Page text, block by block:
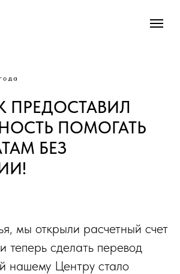
ПРЕДОСТАВИЛ
ПОМОГАТЬ
БЕЗ
мы открыли расчетный счет
теперь сделать перевод
нашему Центру стало